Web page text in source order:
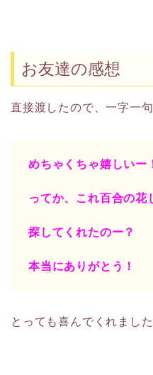
お友達の感想
直接渡したので、一字一
めちゃくちゃ嬉しいー
ってか、これ百合の花
探してくれたのー？
本当にありがとう！
とっても喜んでくれまし